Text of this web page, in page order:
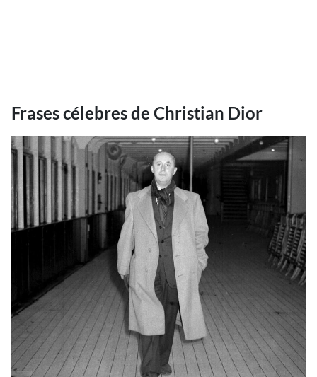
Frases célebres de Christian Dior